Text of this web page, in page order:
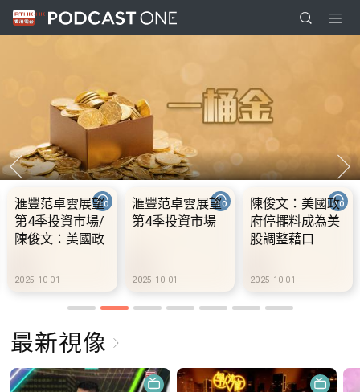
滙豐范卓雲展望
第4季投資市場/
陳俊文：美國政
股調整藉口
2025-10-01
滙豐范卓雲展望
第4季投資市場
2025-10-01
陳俊文：美國政
府停擺料成為美
股調整藉口
2025-10-01
最新視像